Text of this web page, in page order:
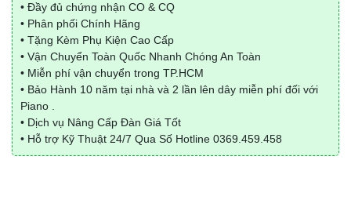
• Đầy đủ chứng nhận CO & CQ
• Phân phối Chính Hãng
• Tặng Kèm Phụ Kiện Cao Cấp
• Vận Chuyển Toàn Quốc Nhanh Chóng An Toàn
• Miễn phí vận chuyển trong TP.HCM
• Bảo Hành 10 năm tại nhà và 2 lần lên dây miễn phí đối với
Piano .
• Dịch vụ Nâng Cấp Đàn Giá Tốt
• Hỗ trợ Kỹ Thuật 24/7 Qua Số Hotline 0369.459.458